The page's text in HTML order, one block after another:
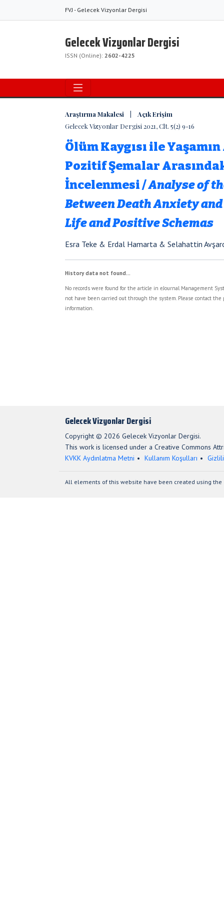
FVJ - Gelecek Vizyonlar Dergisi
Gelecek Vizyonlar Dergisi
ISSN (Online): 2602-4225
Araştırma Makalesi | Açık Erişim
Gelecek Vizyonlar Dergisi 2021, Clt. 5(2) 9-16
Ölüm Kaygısı ile
Pozitif Şemalar
İncelenmesi /Analyse of
Between Death Anxiety
Life and Positive Schemas
Esra Teke & Erdal Hamarta & Selahattin
History data not found...
No records were found for the article in eJournal Management
not have been carried out through the system. Please contact
information.
Gelecek Vizyonlar Dergisi
Copyright © 2026 Gelecek Vizyonlar Dergisi.
This work is licensed under a Creative Commons
KVKK Aydınlatma Metni
Kullanım Koşulları
All elements of this website have been created using the